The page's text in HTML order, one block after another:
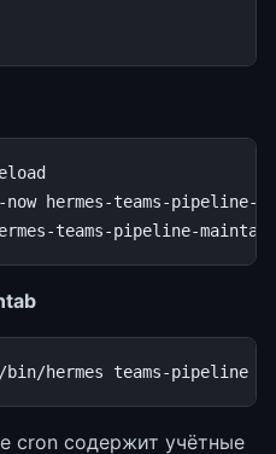
hermes-teams-pipeline-
/bin/hermes teams-pipeline
cron содержит учётные